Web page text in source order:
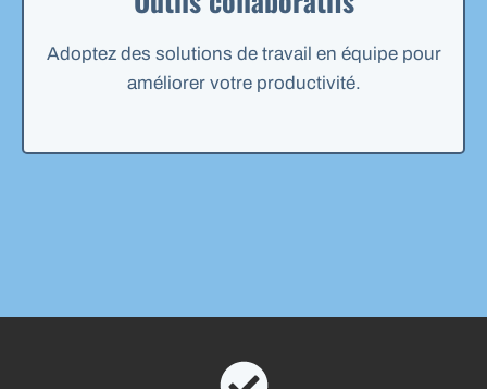
Adoptez des solutions de travail en équipe pour
améliorer votre productivité.